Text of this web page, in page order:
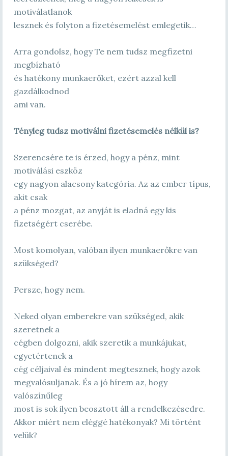
motiválatlanok
lesznek és folyton a fizetésemelést emlegetik…
Arra gondolsz, hogy Te nem tudsz megfizetni
megbízható
és hatékony munkaerőket, ezért azzal kell
gazdálkodnod
ami van.
Tényleg tudsz motiválni fizetésemelés nélkül is?
Szerencsére te is érzed, hogy a pénz, mint
motiválási eszköz
egy nagyon alacsony kategória. Az az ember típus,
akit csak
a pénz mozgat, az anyját is eladná egy kis
fizetségért cserébe.
Most komolyan, valóban ilyen munkaerőkre van
szükséged?
Persze, hogy nem.
Neked olyan emberekre van szükséged, akik
szeretnek a
cégben dolgozni, akik szeretik a munkájukat,
egyetértenek a
cég céljaival és mindent megtesznek, hogy azok
megvalósuljanak. És a jó hírem az, hogy
valószínűleg
most is sok ilyen beosztott áll a rendelkezésedre.
Akkor miért nem eléggé hatékonyak? Mi történt
velük?